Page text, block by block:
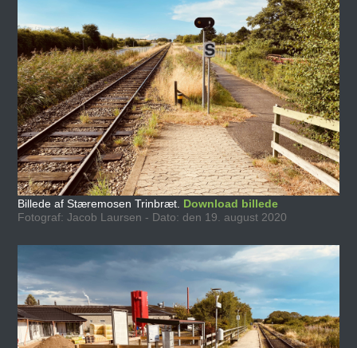
Billede af Stæremosen Trinbræt. Download billede
Fotograf: Jacob Laursen - Dato: den 19. august 2020